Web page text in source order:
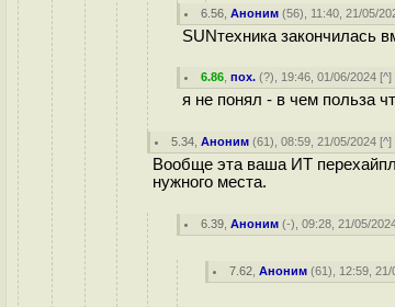
6.56 ,Аноним (56), 11:40, 21/05/
SUNтехника закончилась
6.86 ,пох. (?), 19:46, 01/06/2024 [^]
я не понял - в чем польза
5.34 ,Аноним (61), 08:59, 21/05/2024 [^]
Вообще эта ваша ИТ
нужного места.
6.39 ,Аноним (-), 09:28, 21/05/
7.62 ,Аноним (61), 12:59,